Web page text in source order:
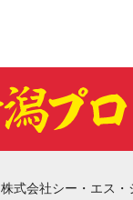
株式会社シー・エス